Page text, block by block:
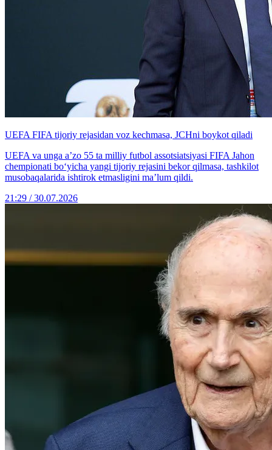
UEFA FIFA tijoriy rejasidan voz kechmasa, JCHni boykot qiladi
UEFA va unga a’zo 55 ta milliy futbol assotsiatsiyasi FIFA Jahon
chempionati bo‘yicha yangi tijoriy rejasini bekor qilmasa, tashkilot
musobaqalarida ishtirok etmasligini ma’lum qildi.
21:29 / 30.07.2026